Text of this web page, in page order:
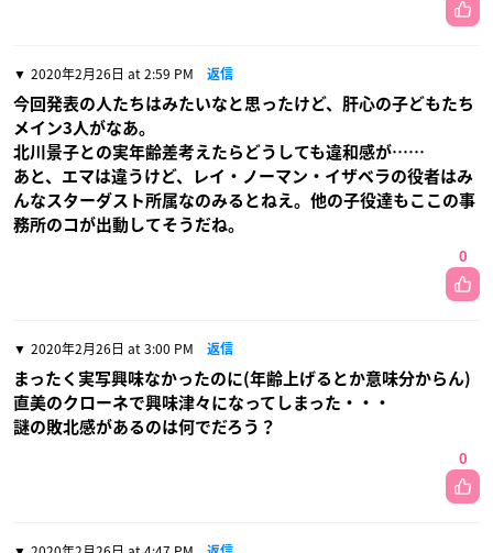
2020年2月26日 at 2:59 PM 返信
今回発表の人たちはみたいなと思ったけど、肝心の子どもたち
メイン3人がなあ。
北川景子との実年齢差考えたらどうしても違和感が……
あと、エマは違うけど、レイ・ノーマン・イザベラの役者はみ
んなスターダスト所属なのみるとねえ。他の子役達もここの事
務所のコが出動してそうだね。
0
2020年2月26日 at 3:00 PM 返信
まったく実写興味なかったのに(年齢上げるとか意味分からん)
直美のクローネで興味津々になってしまった・・・
謎の敗北感があるのは何でだろう？
0